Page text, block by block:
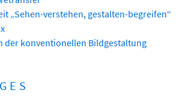
„Sehen-verstehen, gestalten-begreifen“
der konventionellen Bildgestaltung